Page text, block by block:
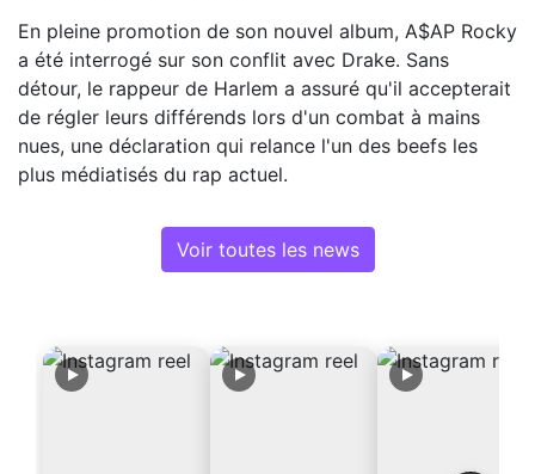
En pleine promotion de son nouvel album, A$AP Rocky
a été interrogé sur son conflit avec Drake. Sans
détour, le rappeur de Harlem a assuré qu'il accepterait
de régler leurs différends lors d'un combat à mains
nues, une déclaration qui relance l'un des beefs les
plus médiatisés du rap actuel.
Voir toutes les news